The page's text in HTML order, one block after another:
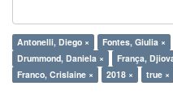
Antonelli, Diego × Fontes, Giulia ×
Drummond, Daniela ×
França,
Franco, Crislaine ×
2018 × true ×